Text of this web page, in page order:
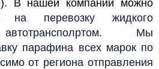
В нашей компании можно
на перевозку жидкого
Мы
парафина всех марок по
от региона отправления